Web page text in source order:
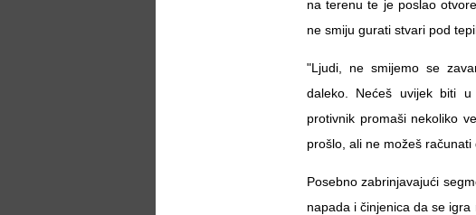
na terenu te je poslao
ne smiju gurati stvari pod
"Ljudi, ne smijemo se
daleko. Nećeš uvijek biti
protivnik promaši nekoliko
prošlo, ali ne možeš računati
Posebno zabrinjavajući
napada i činjenica da se